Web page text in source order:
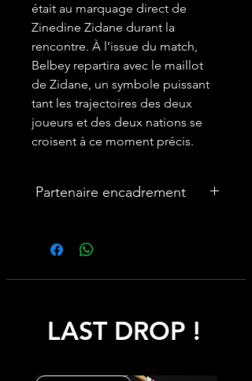
était au marquage direct de
Zinedine Zidane durant la
rencontre. À l’issue du match,
Belbey repartira avec le maillot
de Zidane, un symbole puissant
tant les trajectoires des deux
joueurs et des deux nations se
croisent à ce moment précis.
Partenaire encadrement
🎨Vous souhaitez encadrer votre
maillot ? Nous avons un partenariat
My Goat propose des cadres pour
maillot de foot personnalisables avec
rapidement et facilement pour un
LAST DROP !